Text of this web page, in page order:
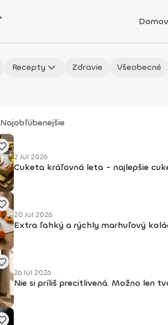
Domov
Recepty Zdravie Všeobecné
Najobľúbenejšie
2 Júl 2026
Cuketa kráľovná leta - najlepšie
20 Júl 2026
Extra ľahký a rýchly marhuľový
26 Júl 2026
Nie si príliš precitlivená. Možno len